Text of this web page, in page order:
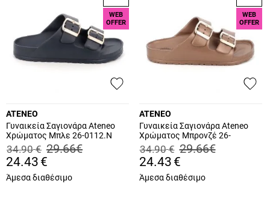
WEB
OFFER
ATENEO
Γυναικεία Σαγιονάρα Ateneo
Χρώματος Μπλε 26-0112.N
34.90 € 29.66€
24.43 €
Άμεσα διαθέσιμο
WEB
OFFER
ATENEO
Γυναικεία Σαγιονάρα Ateneo
Χρώματος Μπρονζέ 26-
0112.BR
34.90 € 29.66€
24.43 €
Άμεσα διαθέσιμο